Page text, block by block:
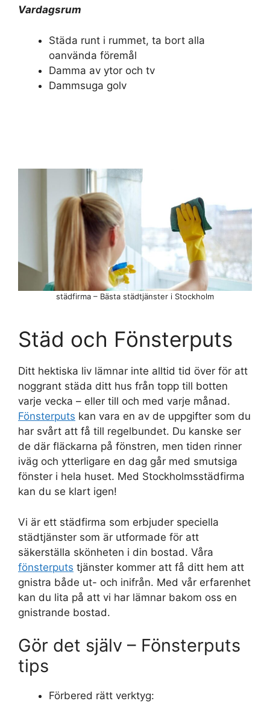
Vardagsrum
Städa runt i rummet, ta bort alla
oanvända föremål
Damma av ytor och tv
Dammsuga golv
städfirma – Bästa städtjänster i Stockholm
Städ och Fönsterputs
Ditt hektiska liv lämnar inte alltid tid över för att
noggrant städa ditt hus från topp till botten
varje vecka – eller till och med varje månad.
Fönsterputs kan vara en av de uppgifter som du
har svårt att få till regelbundet. Du kanske ser
de där fläckarna på fönstren, men tiden rinner
iväg och ytterligare en dag går med smutsiga
fönster i hela huset. Med Stockholmsstädfirma
kan du se klart igen!
Vi är ett städfirma som erbjuder speciella
städtjänster som är utformade för att
säkerställa skönheten i din bostad. Våra
fönsterputs tjänster kommer att få ditt hem att
gnistra både ut- och inifrån. Med vår erfarenhet
kan du lita på att vi har lämnar bakom oss en
gnistrande bostad.
Gör det själv – Fönsterputs
tips
Förbered rätt verktyg: